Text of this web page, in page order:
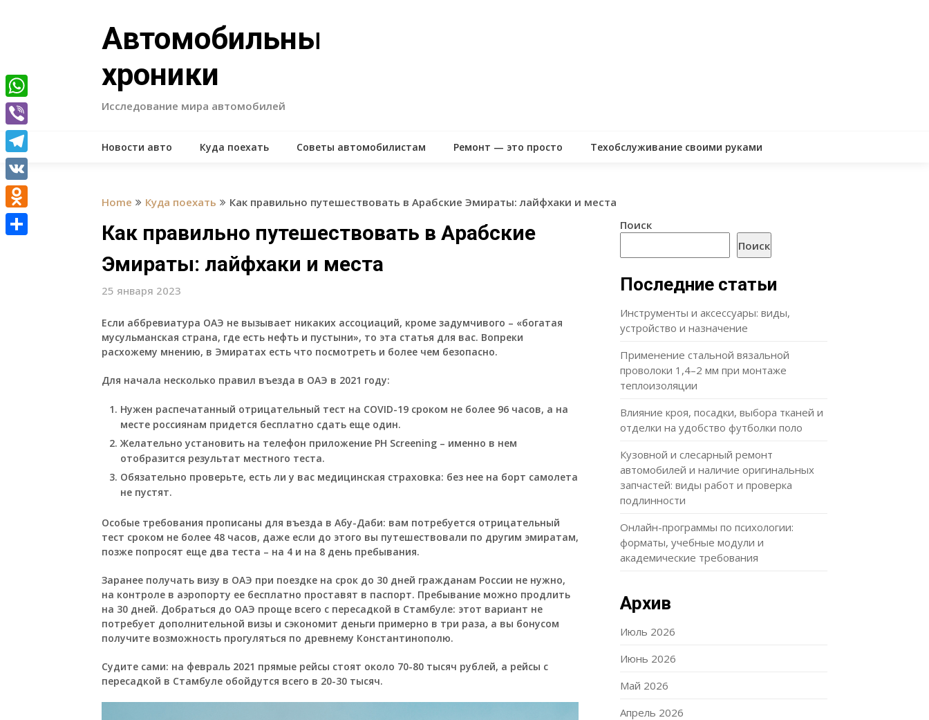
Автомобильные
хроники
Исследование мира автомобилей
Новости авто Куда поехать Советы автомобилистам Ремонт — это просто Техобслуживание своими руками
Home Куда поехать Как правильно путешествовать в Арабские Эмираты: лайфхаки и места
Как правильно путешествовать в Арабские
Эмираты: лайфхаки и места
25 января 2023
Если аббревиатура ОАЭ не вызывает никаких ассоциаций, кроме задумчивого – «богатая
мусульманская страна, где есть нефть и пустыни», то эта статья для вас. Вопреки
расхожему мнению, в Эмиратах есть что посмотреть и более чем безопасно.
Для начала несколько правил въезда в ОАЭ в 2021 году:
Нужен распечатанный отрицательный тест на COVID-19 сроком не более 96 часов, а на
месте россиянам придется бесплатно сдать еще один.
Желательно установить на телефон приложение PH Screening – именно в нем
отобразится результат местного теста.
Обязательно проверьте, есть ли у вас медицинская страховка: без нее на борт самолета
не пустят.
Особые требования прописаны для въезда в Абу-Даби: вам потребуется отрицательный
тест сроком не более 48 часов, даже если до этого вы путешествовали по другим эмиратам,
позже попросят еще два теста – на 4 и на 8 день пребывания.
Заранее получать визу в ОАЭ при поездке на срок до 30 дней гражданам России не нужно,
на контроле в аэропорту ее бесплатно проставят в паспорт. Пребывание можно продлить
на 30 дней. Добраться до ОАЭ проще всего с пересадкой в Стамбуле: этот вариант не
потребует дополнительной визы и сэкономит деньги примерно в три раза, а вы бонусом
получите возможность прогуляться по древнему Константинополю.
Судите сами: на февраль 2021 прямые рейсы стоят около 70-80 тысяч рублей, а рейсы с
пересадкой в Стамбуле обойдутся всего в 20-30 тысяч.
Поиск
Поиск
Последние статьи
Инструменты и аксессуары: виды,
устройство и назначение
Применение стальной вязальной
проволоки 1,4–2 мм при монтаже
теплоизоляции
Влияние кроя, посадки, выбора тканей и
отделки на удобство футболки поло
Кузовной и слесарный ремонт
автомобилей и наличие оригинальных
запчастей: виды работ и проверка
подлинности
Онлайн-программы по психологии:
форматы, учебные модули и
академические требования
Архив
Июль 2026
Июнь 2026
Май 2026
Апрель 2026
WhatsApp
Viber
Telegram
VK
Odnoklassniki